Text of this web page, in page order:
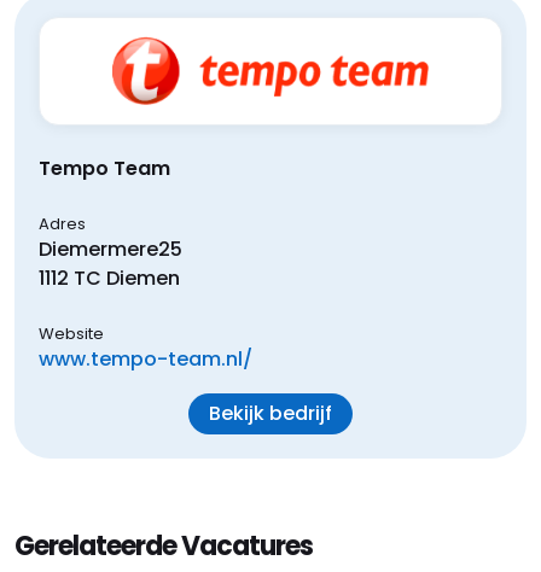
Tempo Team
Adres
Diemermere25
1112 TC Diemen
Website
www.tempo-team.nl/
Bekijk bedrijf
Gerelateerde Vacatures